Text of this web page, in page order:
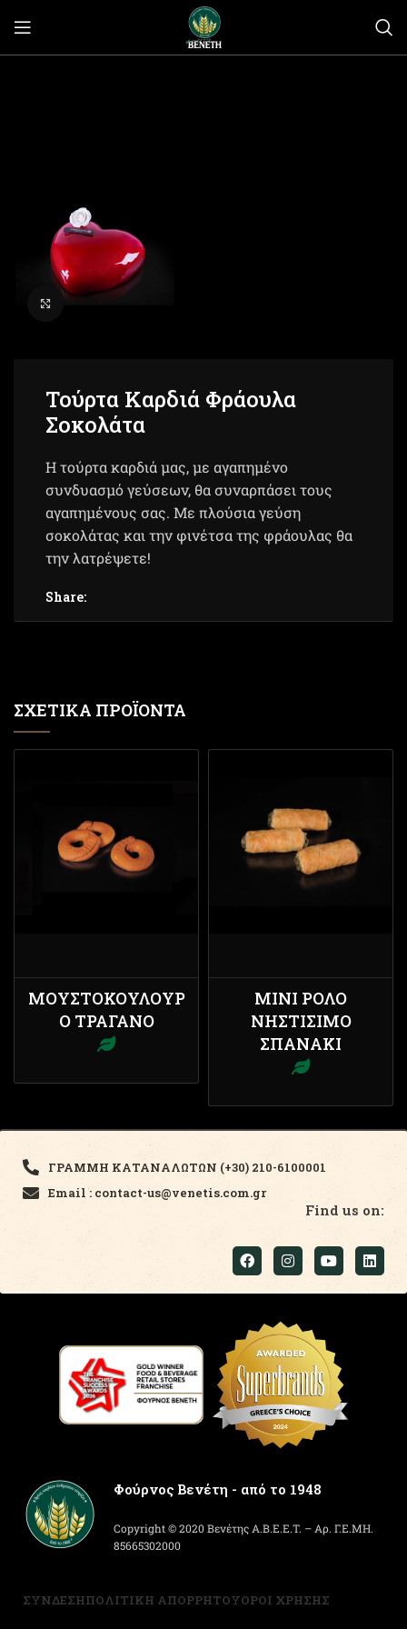
Click to enlarge
Τούρτα Καρδιά Φράουλα
Σοκολάτα
Η τούρτα καρδιά μας, με αγαπημένο
συνδυασμό γεύσεων, θα συναρπάσει τους
αγαπημένους σας. Με πλούσια γεύση
σοκολάτας και την φινέτσα της φράουλας θα
την λατρέψετε!
Share:
ΣΧΕΤΙΚΆ ΠΡΟΪΌΝΤΑ
ΜΟΥΣΤΟΚΟΎΛΟΥΡ
Ο ΤΡΑΓΑΝΌ
ΜΊΝΙ ΡΟΛΌ
ΝΗΣΤΊΣΙΜΟ
ΣΠΑΝΆΚΙ
ΓΡΑΜΜΗ ΚΑΤΑΝΑΛΩΤΩΝ (+30) 210-6100001
Email : contact-us@venetis.com.gr
Find us on:
Φούρνος Βενέτη - από το 1948
Copyright © 2020 Βενέτης Α.Β.Ε.Ε.Τ. – Αρ. Γ.Ε.ΜΗ.
85665302000
ΣΥΝΔΕΣΗΠΟΛΙΤΙΚΗ ΑΠΟΡΡΗΤΟΥΟΡΟΙ ΧΡΗΣΗΣ